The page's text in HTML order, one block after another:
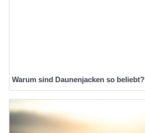
Warum sind Daunenjacken so beliebt?